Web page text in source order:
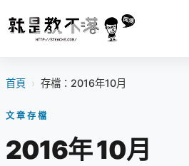
首頁 › 存檔：2016年10月
文章存檔
2016年 10月